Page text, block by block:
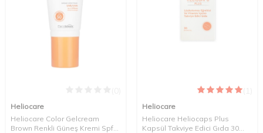
Heliocare
Heliocare Color Gelcream
Brown Renkli Güneş Kremi Spf
Heliocare
Heliocare Heliocaps Plus
Kapsül Takviye Edici Gıda 30